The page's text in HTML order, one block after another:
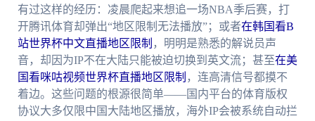
有过这样的经历：凌晨爬起来想追一场NBA季后赛，打
开腾讯体育却弹出“地区限制无法播放”；或者在韩国看B
站世界杯中文直播地区限制 ，明明是熟悉的解说员声
音，却因为IP不在大陆只能被迫切换到英文流；甚至在美
国看咪咕视频世界杯直播地区限制 ，连高清信号都摸不
着边。这些问题的根源很简单——国内平台的体育版权
协议大多仅限中国大陆地区播放，海外IP会被系统自动拦